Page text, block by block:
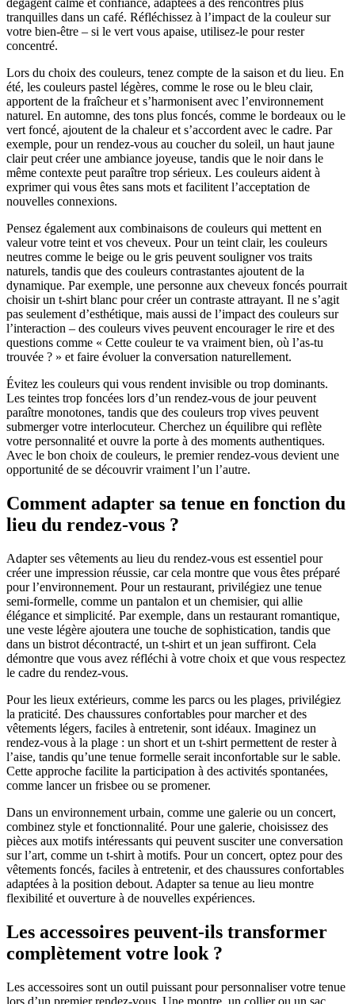
dégagent calme et confiance, adaptées à des rencontres plus
tranquilles dans un café. Réfléchissez à l’impact de la couleur sur
votre bien-être – si le vert vous apaise, utilisez-le pour rester
concentré.
Lors du choix des couleurs, tenez compte de la saison et du lieu. En
été, les couleurs pastel légères, comme le rose ou le bleu clair,
apportent de la fraîcheur et s’harmonisent avec l’environnement
naturel. En automne, des tons plus foncés, comme le bordeaux ou le
vert foncé, ajoutent de la chaleur et s’accordent avec le cadre. Par
exemple, pour un rendez-vous au coucher du soleil, un haut jaune
clair peut créer une ambiance joyeuse, tandis que le noir dans le
même contexte peut paraître trop sérieux. Les couleurs aident à
exprimer qui vous êtes sans mots et facilitent l’acceptation de
nouvelles connexions.
Pensez également aux combinaisons de couleurs qui mettent en
valeur votre teint et vos cheveux. Pour un teint clair, les couleurs
neutres comme le beige ou le gris peuvent souligner vos traits
naturels, tandis que des couleurs contrastantes ajoutent de la
dynamique. Par exemple, une personne aux cheveux foncés pourrait
choisir un t-shirt blanc pour créer un contraste attrayant. Il ne s’agit
pas seulement d’esthétique, mais aussi de l’impact des couleurs sur
l’interaction – des couleurs vives peuvent encourager le rire et des
questions comme « Cette couleur te va vraiment bien, où l’as-tu
trouvée ? » et faire évoluer la conversation naturellement.
Évitez les couleurs qui vous rendent invisible ou trop dominants.
Les teintes trop foncées lors d’un rendez-vous de jour peuvent
paraître monotones, tandis que des couleurs trop vives peuvent
submerger votre interlocuteur. Cherchez un équilibre qui reflète
votre personnalité et ouvre la porte à des moments authentiques.
Avec le bon choix de couleurs, le premier rendez-vous devient une
opportunité de se découvrir vraiment l’un l’autre.
Comment adapter sa tenue en fonction du
lieu du rendez-vous ?
Adapter ses vêtements au lieu du rendez-vous est essentiel pour
créer une impression réussie, car cela montre que vous êtes préparé
pour l’environnement. Pour un restaurant, privilégiez une tenue
semi-formelle, comme un pantalon et un chemisier, qui allie
élégance et simplicité. Par exemple, dans un restaurant romantique,
une veste légère ajoutera une touche de sophistication, tandis que
dans un bistrot décontracté, un t-shirt et un jean suffiront. Cela
démontre que vous avez réfléchi à votre choix et que vous respectez
le cadre du rendez-vous.
Pour les lieux extérieurs, comme les parcs ou les plages, privilégiez
la praticité. Des chaussures confortables pour marcher et des
vêtements légers, faciles à entretenir, sont idéaux. Imaginez un
rendez-vous à la plage : un short et un t-shirt permettent de rester à
l’aise, tandis qu’une tenue formelle serait inconfortable sur le sable.
Cette approche facilite la participation à des activités spontanées,
comme lancer un frisbee ou se promener.
Dans un environnement urbain, comme une galerie ou un concert,
combinez style et fonctionnalité. Pour une galerie, choisissez des
pièces aux motifs intéressants qui peuvent susciter une conversation
sur l’art, comme un t-shirt à motifs. Pour un concert, optez pour des
vêtements foncés, faciles à entretenir, et des chaussures confortables
adaptées à la position debout. Adapter sa tenue au lieu montre
flexibilité et ouverture à de nouvelles expériences.
Les accessoires peuvent-ils transformer
complètement votre look ?
Les accessoires sont un outil puissant pour personnaliser votre tenue
lors d’un premier rendez-vous. Une montre, un collier ou un sac